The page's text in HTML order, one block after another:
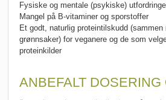
Fysiske og mentale (psykiske)
Mangel på B-vitaminer og sporstoffer
Et godt, naturlig proteintilskudd (sammen
grønnsaker) for veganere og de som
proteinkilder
ANBEFALT DOSERING